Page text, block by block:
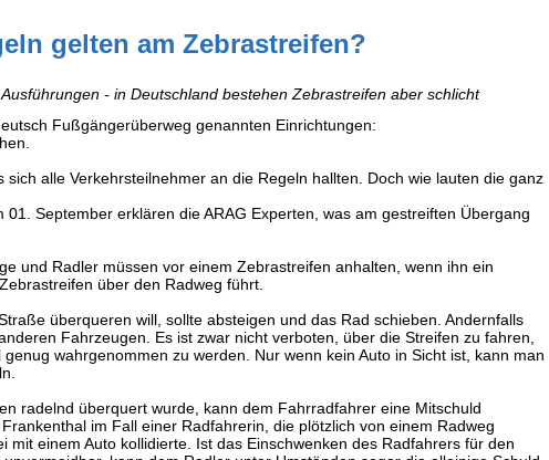
gelten am Zebrastreifen?
- in Deutschland bestehen Zebrastreifen aber schlicht
Fußgängerüberweg genannten Einrichtungen:
alle Verkehrsteilnehmer an die Regeln hallten. Doch wie lauten die ganz
September erklären die ARAG Experten, was am gestreiften Übergang
und Radler müssen vor einem Zebrastreifen anhalten, wenn ihn ein
über den Radweg führt.
überqueren will, sollte absteigen und das Rad schieben. Andernfalls
Fahrzeugen. Es ist zwar nicht verboten, über die Streifen zu fahren,
wahrgenommen zu werden. Nur wenn kein Auto in Sicht ist, kann man
radelnd überquert wurde, kann dem Fahrradfahrer eine Mitschuld
im Fall einer Radfahrerin, die plötzlich von einem Radweg
einem Auto kollidierte. Ist das Einschwenken des Radfahrers für den